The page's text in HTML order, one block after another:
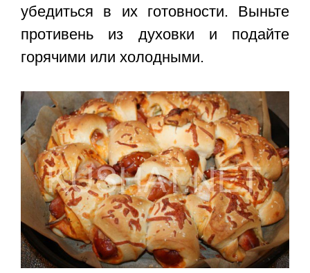
убедиться в их готовности. Выньте
противень из духовки и подайте
горячими или холодными.